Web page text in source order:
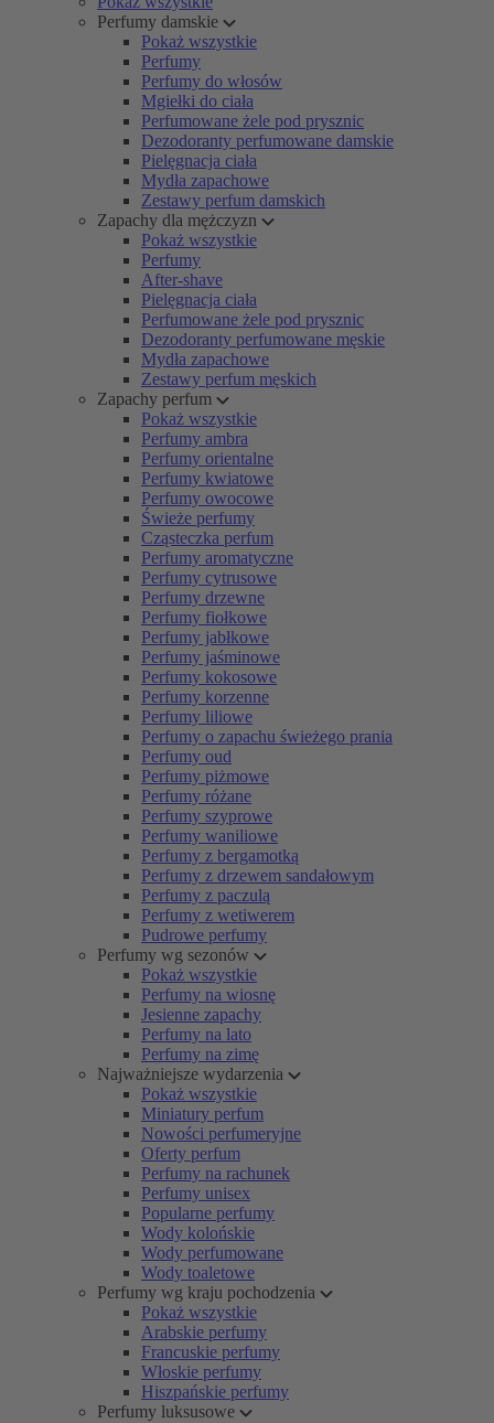
Perfumy damskie
Pokaż wszystkie
Perfumy
Perfumy do włosów
Mgiełki do ciała
Perfumowane żele pod prysznic
Dezodoranty perfumowane damskie
Pielęgnacja ciała
Mydła zapachowe
Zestawy perfum damskich
Zapachy dla mężczyzn
Pokaż wszystkie
Perfumy
After-shave
Pielęgnacja ciała
Perfumowane żele pod prysznic
Dezodoranty perfumowane męskie
Mydła zapachowe
Zestawy perfum męskich
Zapachy perfum
Pokaż wszystkie
Perfumy ambra
Perfumy orientalne
Perfumy kwiatowe
Perfumy owocowe
Świeże perfumy
Cząsteczka perfum
Perfumy aromatyczne
Perfumy cytrusowe
Perfumy drzewne
Perfumy fiołkowe
Perfumy jabłkowe
Perfumy jaśminowe
Perfumy kokosowe
Perfumy korzenne
Perfumy liliowe
Perfumy o zapachu świeżego prania
Perfumy oud
Perfumy piżmowe
Perfumy różane
Perfumy szyprowe
Perfumy waniliowe
Perfumy z bergamotką
Perfumy z drzewem sandałowym
Perfumy z paczulą
Perfumy z wetiwerem
Pudrowe perfumy
Perfumy wg sezonów
Pokaż wszystkie
Perfumy na wiosnę
Jesienne zapachy
Perfumy na lato
Perfumy na zimę
Najważniejsze wydarzenia
Pokaż wszystkie
Miniatury perfum
Nowości perfumeryjne
Oferty perfum
Perfumy na rachunek
Perfumy unisex
Popularne perfumy
Wody kolońskie
Wody perfumowane
Wody toaletowe
Perfumy wg kraju pochodzenia
Pokaż wszystkie
Arabskie perfumy
Francuskie perfumy
Włoskie perfumy
Hiszpańskie perfumy
Perfumy luksusowe